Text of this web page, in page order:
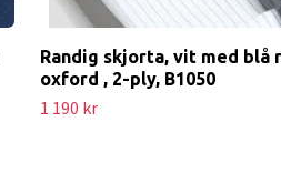
Randig skjorta, vit med blå
oxford , 2-ply, B1050
1 190 kr